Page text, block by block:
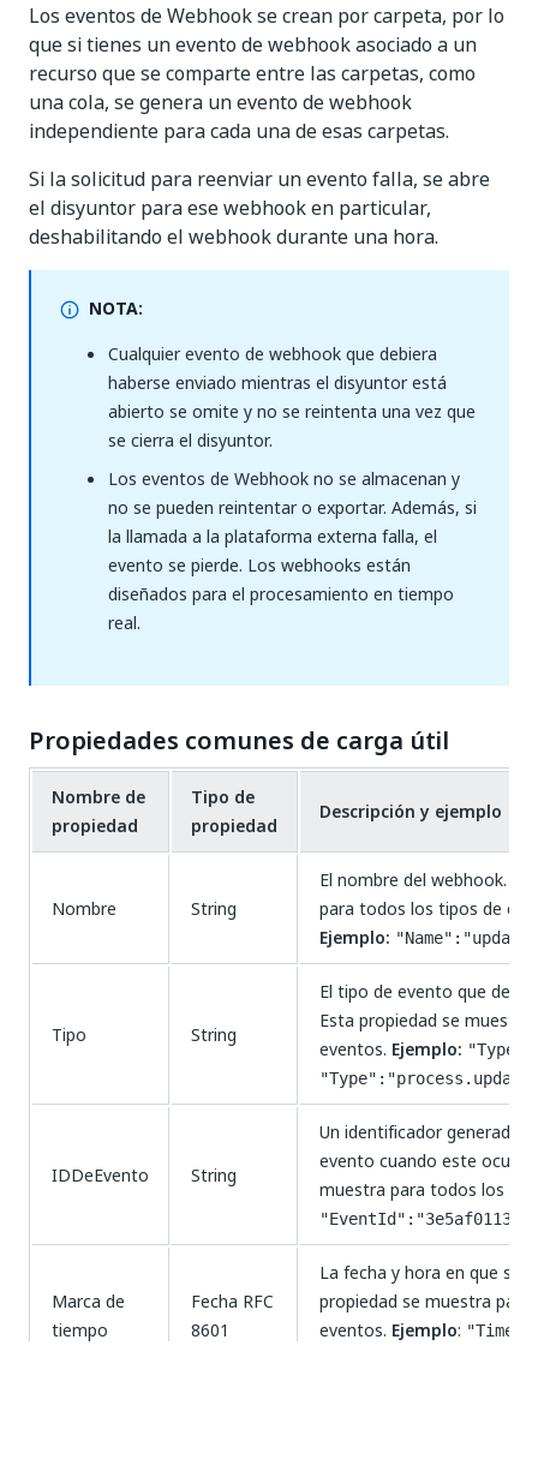
Los eventos de Webhook se crean por carpeta, por lo
que si tienes un evento de webhook asociado a un
recurso que se comparte entre las carpetas, como
una cola, se genera un evento de webhook
independiente para cada una de esas carpetas.
Si la solicitud para reenviar un evento falla, se abre
el disyuntor para ese webhook en particular,
deshabilitando el webhook durante una hora.
NOTA:
Cualquier evento de webhook que debiera
haberse enviado mientras el disyuntor está
abierto se omite y no se reintenta una vez que
se cierra el disyuntor.
Los eventos de Webhook no se almacenan y
no se pueden reintentar o exportar. Además, si
la llamada a la plataforma externa falla, el
evento se pierde. Los webhooks están
diseñados para el procesamiento en tiempo
real.
Propiedades comunes de carga útil
Nombre de
propiedad
Tipo de
propiedad
Descripción y ejemplo
Nombre String
El nombre del webhook.
para todos los tipos de
Ejemplo:
Tipo String
El tipo de evento que
Esta propiedad se
eventos. Ejemplo:
IDDeEvento String
Un identificador generado
evento cuando este
muestra para todos los
Marca de
tiempo
Fecha RFC
8601
La fecha y hora en que se
propiedad se muestra
eventos. Ejemplo: